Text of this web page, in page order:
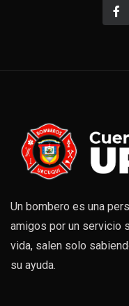
Un bombero es una
amigos por un servicio
vida, salen solo
su ayuda.